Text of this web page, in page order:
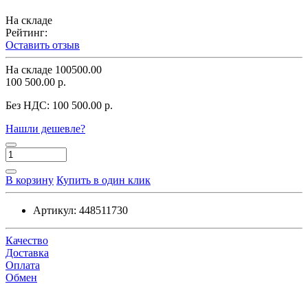
На складе
Рейтинг:
Оставить отзыв
На складе 100500.00
100 500.00 р.
Без НДС: 100 500.00 р.
Нашли дешевле?
В корзину Купить в один клик
Артикул: 448511730
Качество
Доставка
Оплата
Обмен